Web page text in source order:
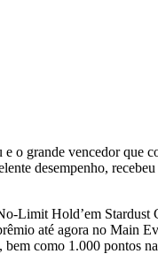
grande vencedor que
desempenho,
Limit Hold’em Stardust
até agora no Main
como 1.000 pontos